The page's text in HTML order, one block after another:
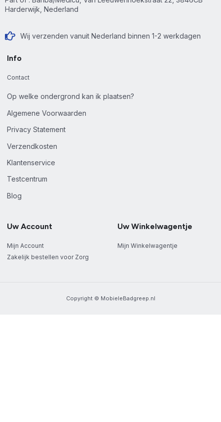
Harderwijk, Nederland
Wij verzenden vanuit Nederland binnen 1-2 werkdagen
Info
Contact
Op welke ondergrond kan ik plaatsen?
Algemene Voorwaarden
Privacy Statement
Verzendkosten
Klantenservice
Testcentrum
Blog
Uw Account
Mijn Account
Zakelijk bestellen voor Zorg
Uw Winkelwagentje
Mijn Winkelwagentje
Copyright © MobieleBadgreep.nl